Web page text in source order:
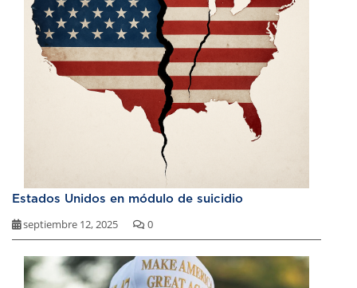
Estados Unidos en módulo de suicidio
septiembre 12, 2025 0